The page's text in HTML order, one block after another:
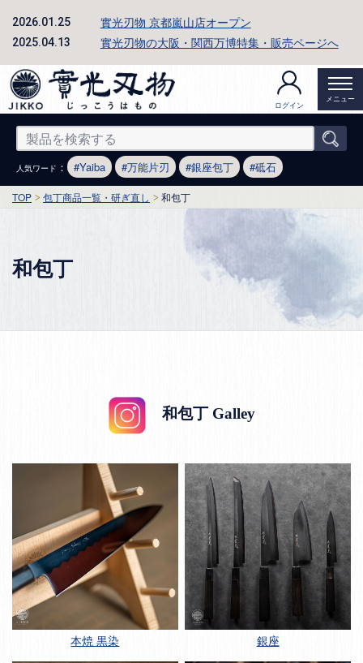
2026.01.25 實光刃物 京都嵐山店オープン
2025.04.13 實光刃物の大阪・関西万博特集・販売ページへ
ログイン
メニュー
人気ワード ： Yaiba 万能片刃 銀座包丁 砥石
TOP 包丁商品一覧・研ぎ直し 和包丁
和包丁
和包丁 Galley
本焼 黒染 銀座